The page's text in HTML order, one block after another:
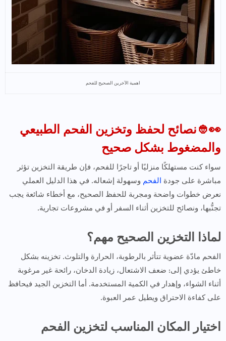
اهمية الآخرين الصحيح للفحم
👀👲نصائح لحفظ وتخزين الفحم الطبيعي
والمضغوط بشكل صحيح
سواء كنت مستهلكًا منزليًا أو تاجرًا للفحم، فإن طريقة التخزين تؤثر
مباشرة على جودة
الفحم وسهولة إشعاله. في هذا الدليل العملي
نعرض خطوات واضحة ومجربة للحفظ الصحيح، مع أخطاء شائعة يجب
تجنُّبها، ونصائح للتخزين أثناء السفر أو في مشروعات تجارية.
لماذا التخزين الصحيح مهم؟
الفحم مادّة عضوية تتأثر بالرطوبة، الحرارة والتلوث. تخزينه بشكل
خاطئ يؤدي إلى: ضعف الاشتعال، زيادة الدخان، رائحة غير مرغوبة
أثناء الشواء، وإهدار في الكمية المستخدمة. أما التخزين الجيد فيحافظ
على كفاءة الاحتراق ويطيل عمر العبوة.
اختيار المكان المناسب لتخزين الفحم